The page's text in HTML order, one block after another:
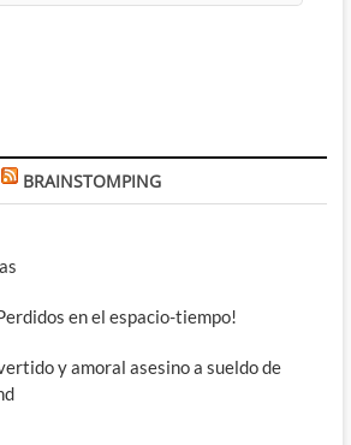
BRAINSTOMPING
en el espacio-tiempo!
y amoral asesino a sueldo de